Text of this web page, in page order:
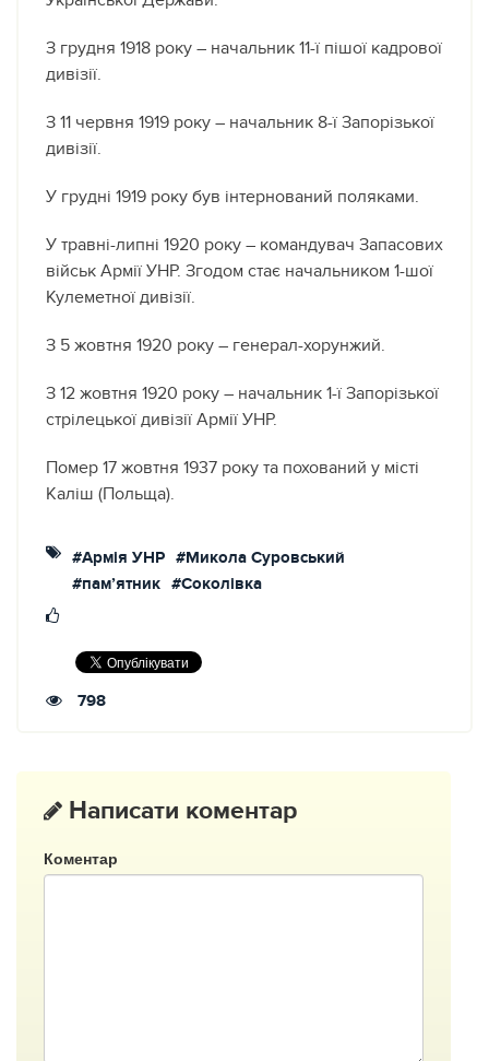
З грудня 1918 року – начальник 11-ї пішої кадрової
дивізії.
З 11 червня 1919 року – начальник 8-ї Запорізької
дивізії.
У грудні 1919 року був інтернований поляками.
У травні-липні 1920 року – командувач Запасових
військ Армії УНР. Згодом стає начальником 1-шої
Кулеметної дивізії.
З 5 жовтня 1920 року – генерал-хорунжий.
З 12 жовтня 1920 року – начальник 1-ї Запорізької
стрілецької дивізії Армії УНР.
Помер 17 жовтня 1937 року та похований у місті
Каліш (Польща).
#Армія УНР #Микола Суровський
#пам’ятник #Соколівка
798
Написати коментар
Коментар